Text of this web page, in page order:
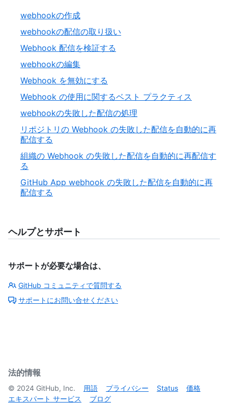
webhookの作成
webhookの配信の取り扱い
Webhook 配信を検証する
webhookの編集
Webhook を無効にする
Webhook の使用に関するベスト プラクティス
webhookの失敗した配信の処理
リポジトリの Webhook の失敗した配信を自動的に再
配信する
組織の Webhook の失敗した配信を自動的に再配信す
る
GitHub App webhook の失敗した配信を自動的に再
配信する
ヘルプとサポート
サポートが必要な場合は、
GitHub コミュニティで質問する
サポートにお問い合せください
法的情報
© 2024 GitHub, Inc. 用語 プライバシー Status
価格
エキスパート サービス
ブログ